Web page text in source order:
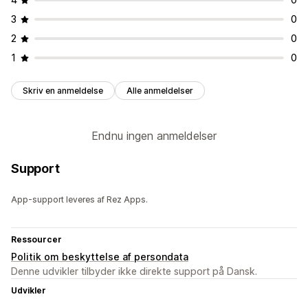
3
0
2
0
1
0
Skriv en anmeldelse Alle anmeldelser
Endnu ingen anmeldelser
Support
App-support leveres af Rez Apps.
Ressourcer
Politik om beskyttelse af persondata
Denne udvikler tilbyder ikke direkte support på Dansk.
Udvikler